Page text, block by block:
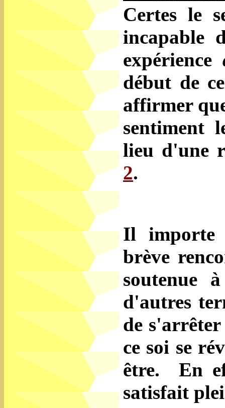
Certes le
incapable
expérience
début de
affirmer
sentiment
lieu d'une
2.
Il importe
brève
soutenue
d'autres
de s'arrêter
ce soi se
être.
En
satisfait